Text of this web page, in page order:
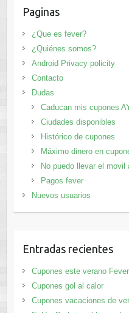
Paginas
¿Que es fever?
¿Quiénes somos?
Android Privacy policity
Contacto
Dudas
Caducan mis cupones
Ciudades disponibles
Histórico de cupones
Máximo dinero en
No puedo llevar el movil
Pagos fever
Nuevos usuarios
Entradas recientes
Cupones este verano Fever
Cupones gol al calor
Cupones vacaciones de